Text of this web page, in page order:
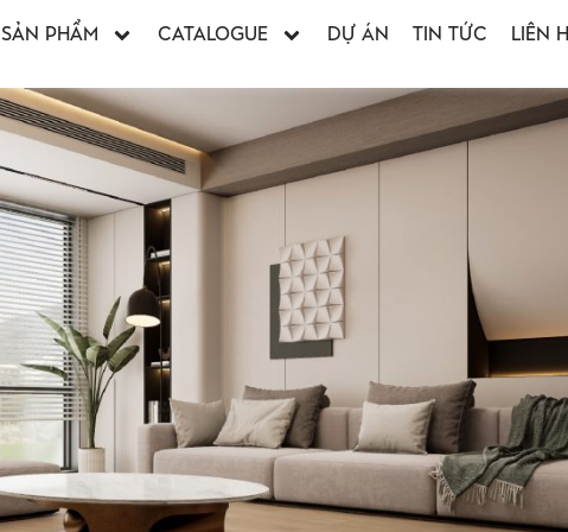
SẢN PHẨM CATALOGUE DỰ ÁN TIN TỨC LIÊN